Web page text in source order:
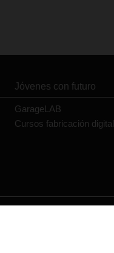
Jóvenes con futuro
GarageLAB
Cursos fabricación digital